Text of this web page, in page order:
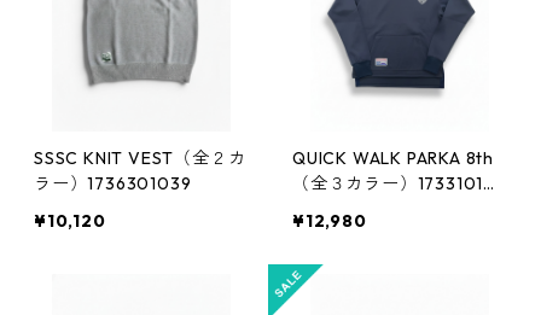
SSSC KNIT VEST（全２カ
ラー）1736301039
¥10,120
QUICK WALK PARKA 8th
（全３カラー）173310102
¥12,980